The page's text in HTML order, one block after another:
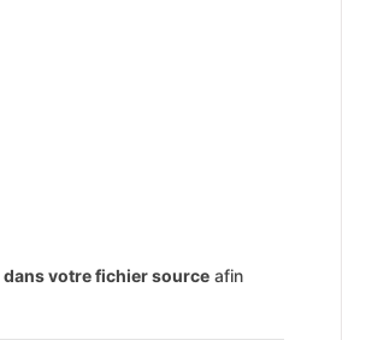
dans votre fichier source afin